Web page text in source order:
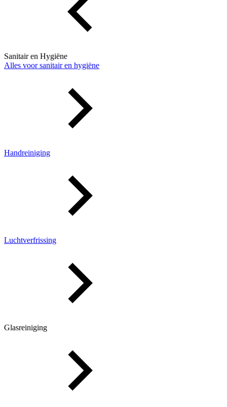
Sanitair en Hygiëne
Alles voor sanitair en hygiëne
Handreiniging
Luchtverfrissing
Glasreiniging